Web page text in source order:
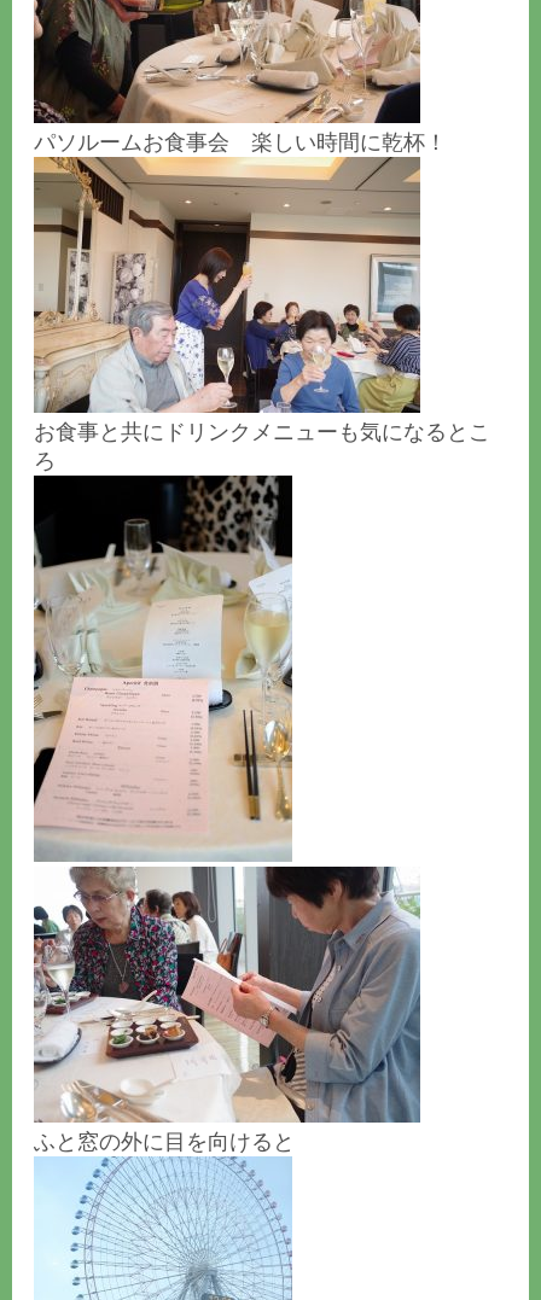
パソルームお食事会 楽しい時間に乾杯！
お食事と共にドリンクメニューも気になるとこ
ろ
ふと窓の外に目を向けると